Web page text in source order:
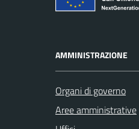
AMMINISTRAZIONE
Organi di governo
Aree amministrative